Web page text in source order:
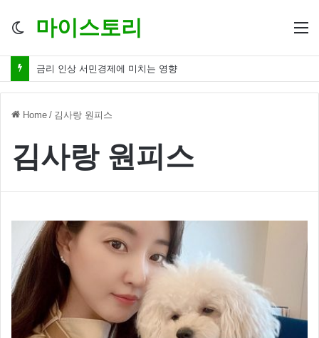
Switch
마이스토리
금리 인상 서민경제에 미치는 영향
Home / 김사랑 원피스
김사랑 원피스